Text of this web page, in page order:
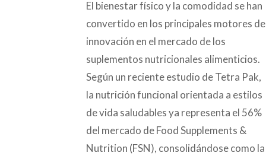
El bienestar físico y la comodidad se han
convertido en los principales motores de
innovación en el mercado de los
suplementos nutricionales alimenticios.
Según un reciente estudio de Tetra Pak,
la nutrición funcional orientada a estilos
de vida saludables ya representa el 56%
del mercado de Food Supplements &
Nutrition (FSN), consolidándose como la